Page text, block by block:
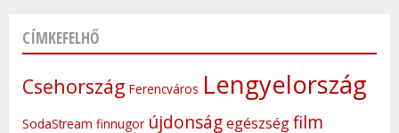
CÍMKEFELHŐ
Csehország Ferencváros Lengyelország
SodaStream finnugor újdonságegészségfilm